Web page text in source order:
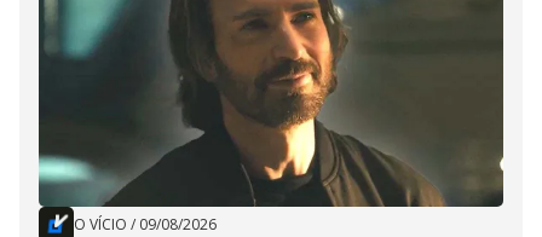
O VÍCIO / 09/08/2026